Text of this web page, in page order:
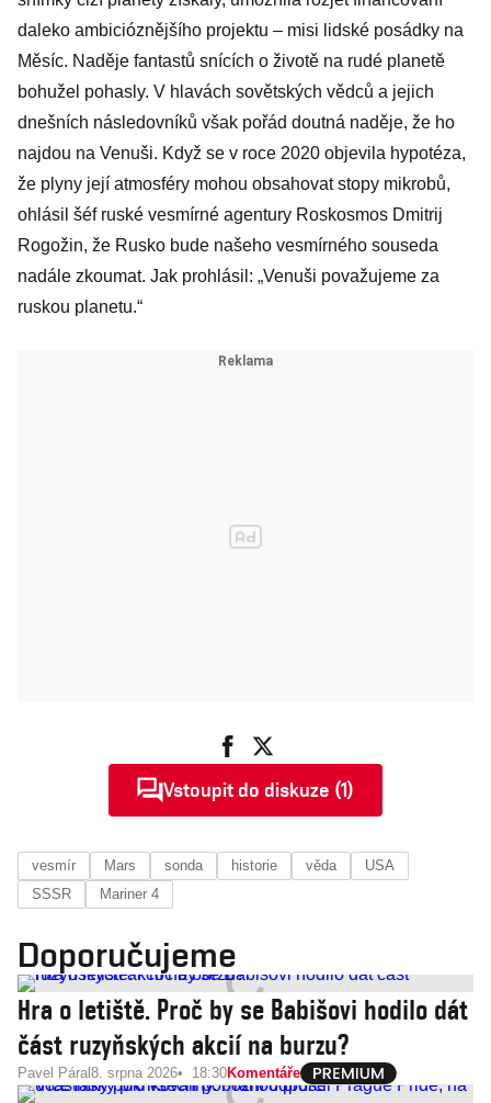
daleko ambicióznějšího projektu – misi lidské posádky na
Měsíc. Naděje fantastů snících o životě na rudé planetě
bohužel pohasly. V hlavách sovětských vědců a jejich
dnešních následovníků však pořád doutná naděje, že ho
najdou na Venuši. Když se v roce 2020 objevila hypotéza,
že plyny její atmosféry mohou obsahovat stopy mikrobů,
ohlásil šéf ruské vesmírné agentury Roskosmos Dmitrij
Rogožin, že Rusko bude našeho vesmírného souseda
nadále zkoumat. Jak prohlásil: „Venuši považujeme za
ruskou planetu.“
Vstoupit do diskuze (1)
vesmír Mars sonda historie věda
USA
SSSR
Mariner 4
Doporučujeme
Hra o letiště. Proč by se Babišovi hodilo dát
část ruzyňských akcií na burzu?
Pavel Páral 8. srpna 2026 18:30Komentáře